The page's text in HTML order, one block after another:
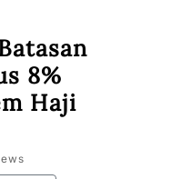
8%
Haji